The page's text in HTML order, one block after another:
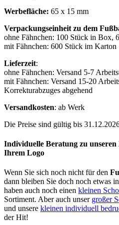
Werbefläche: 65 x 15 mm
Verpackungseinheit zu dem
ohne Fähnchen: 100 Stück in Box,
mit Fähnchen: 600 Stück im Karton
Lieferzeit:
ohne Fähnchen: Versand 5-7
mit Fähnchen: Versand 15-20
Korrekturabzuges abgehend
Versandkosten: ab Werk
Die Preise sind gültig bis
Individuelle Beratung zu
Ihrem Logo
Wenn Sie sich noch nicht für den
dann bleiben Sie doch noch etwas
haben auch noch einen kleinen
Sortiment. Aber auch unser großer
und unsere kleinen individuell
der Hit!